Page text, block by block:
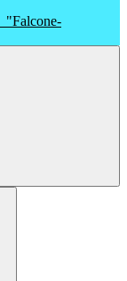
"Falcone-